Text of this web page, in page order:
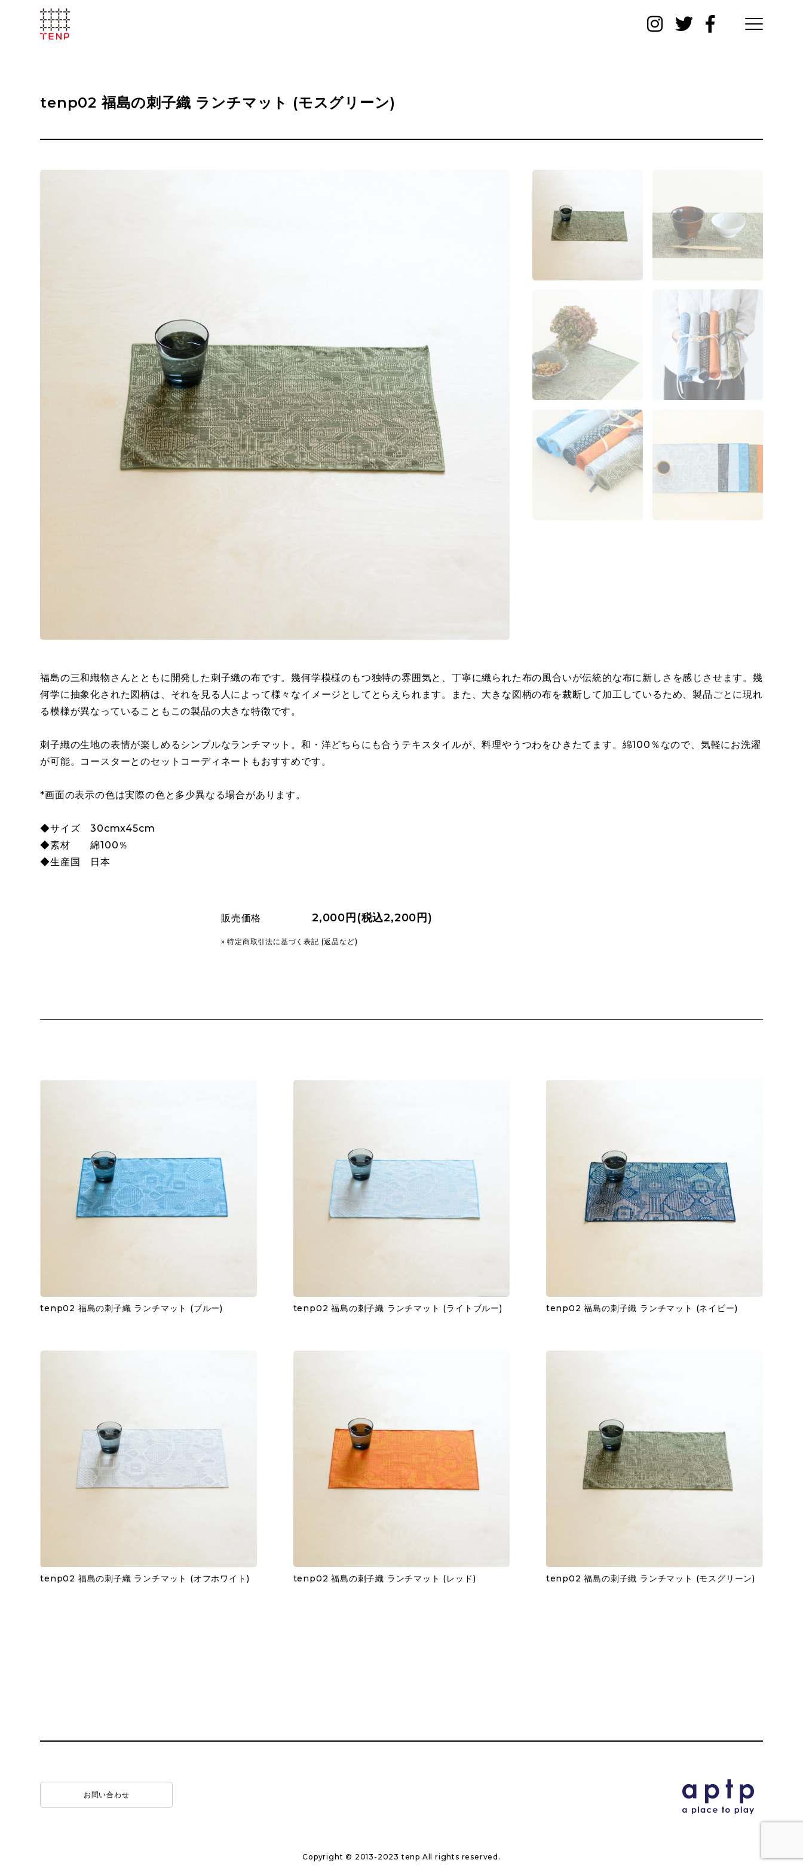
tenp02 福島の刺子織 ランチマット (モスグリーン)
福島の三和織物さんとともに開発した刺子織の布です。幾何学模様のもつ独特の雰囲気と、丁寧に織られた布の風合いが伝統的な布に新しさを感じさせます。幾
何学に抽象化された図柄は、それを見る人によって様々なイメージとしてとらえられます。また、大きな図柄の布を裁断して加工しているため、製品ごとに現れ
る模様が異なっていることもこの製品の大きな特徴です。
刺子織の生地の表情が楽しめるシンプルなランチマット。和・洋どちらにも合うテキスタイルが、料理やうつわをひきたてます。綿100％なので、気軽にお洗濯
が可能。コースターとのセットコーディネートもおすすめです。
*画面の表示の色は実際の色と多少異なる場合があります。
◆サイズ 30cmx45cm
◆素材 綿100％
◆生産国 日本
販売価格 2,000円(税込2,200円)
» 特定商取引法に基づく表記 (返品など)
tenp02 福島の刺子織 ランチマット (ブルー) tenp02 福島の刺子織 ランチマット (ライトブルー) tenp02 福島の刺子織 ランチマット (ネイビー)
tenp02 福島の刺子織 ランチマット (オフホワイト) tenp02 福島の刺子織 ランチマット (レッド) tenp02 福島の刺子織 ランチマット (モスグリーン)
お問い合わせ
Copyright © 2013-2023 tenp All rights reserved.